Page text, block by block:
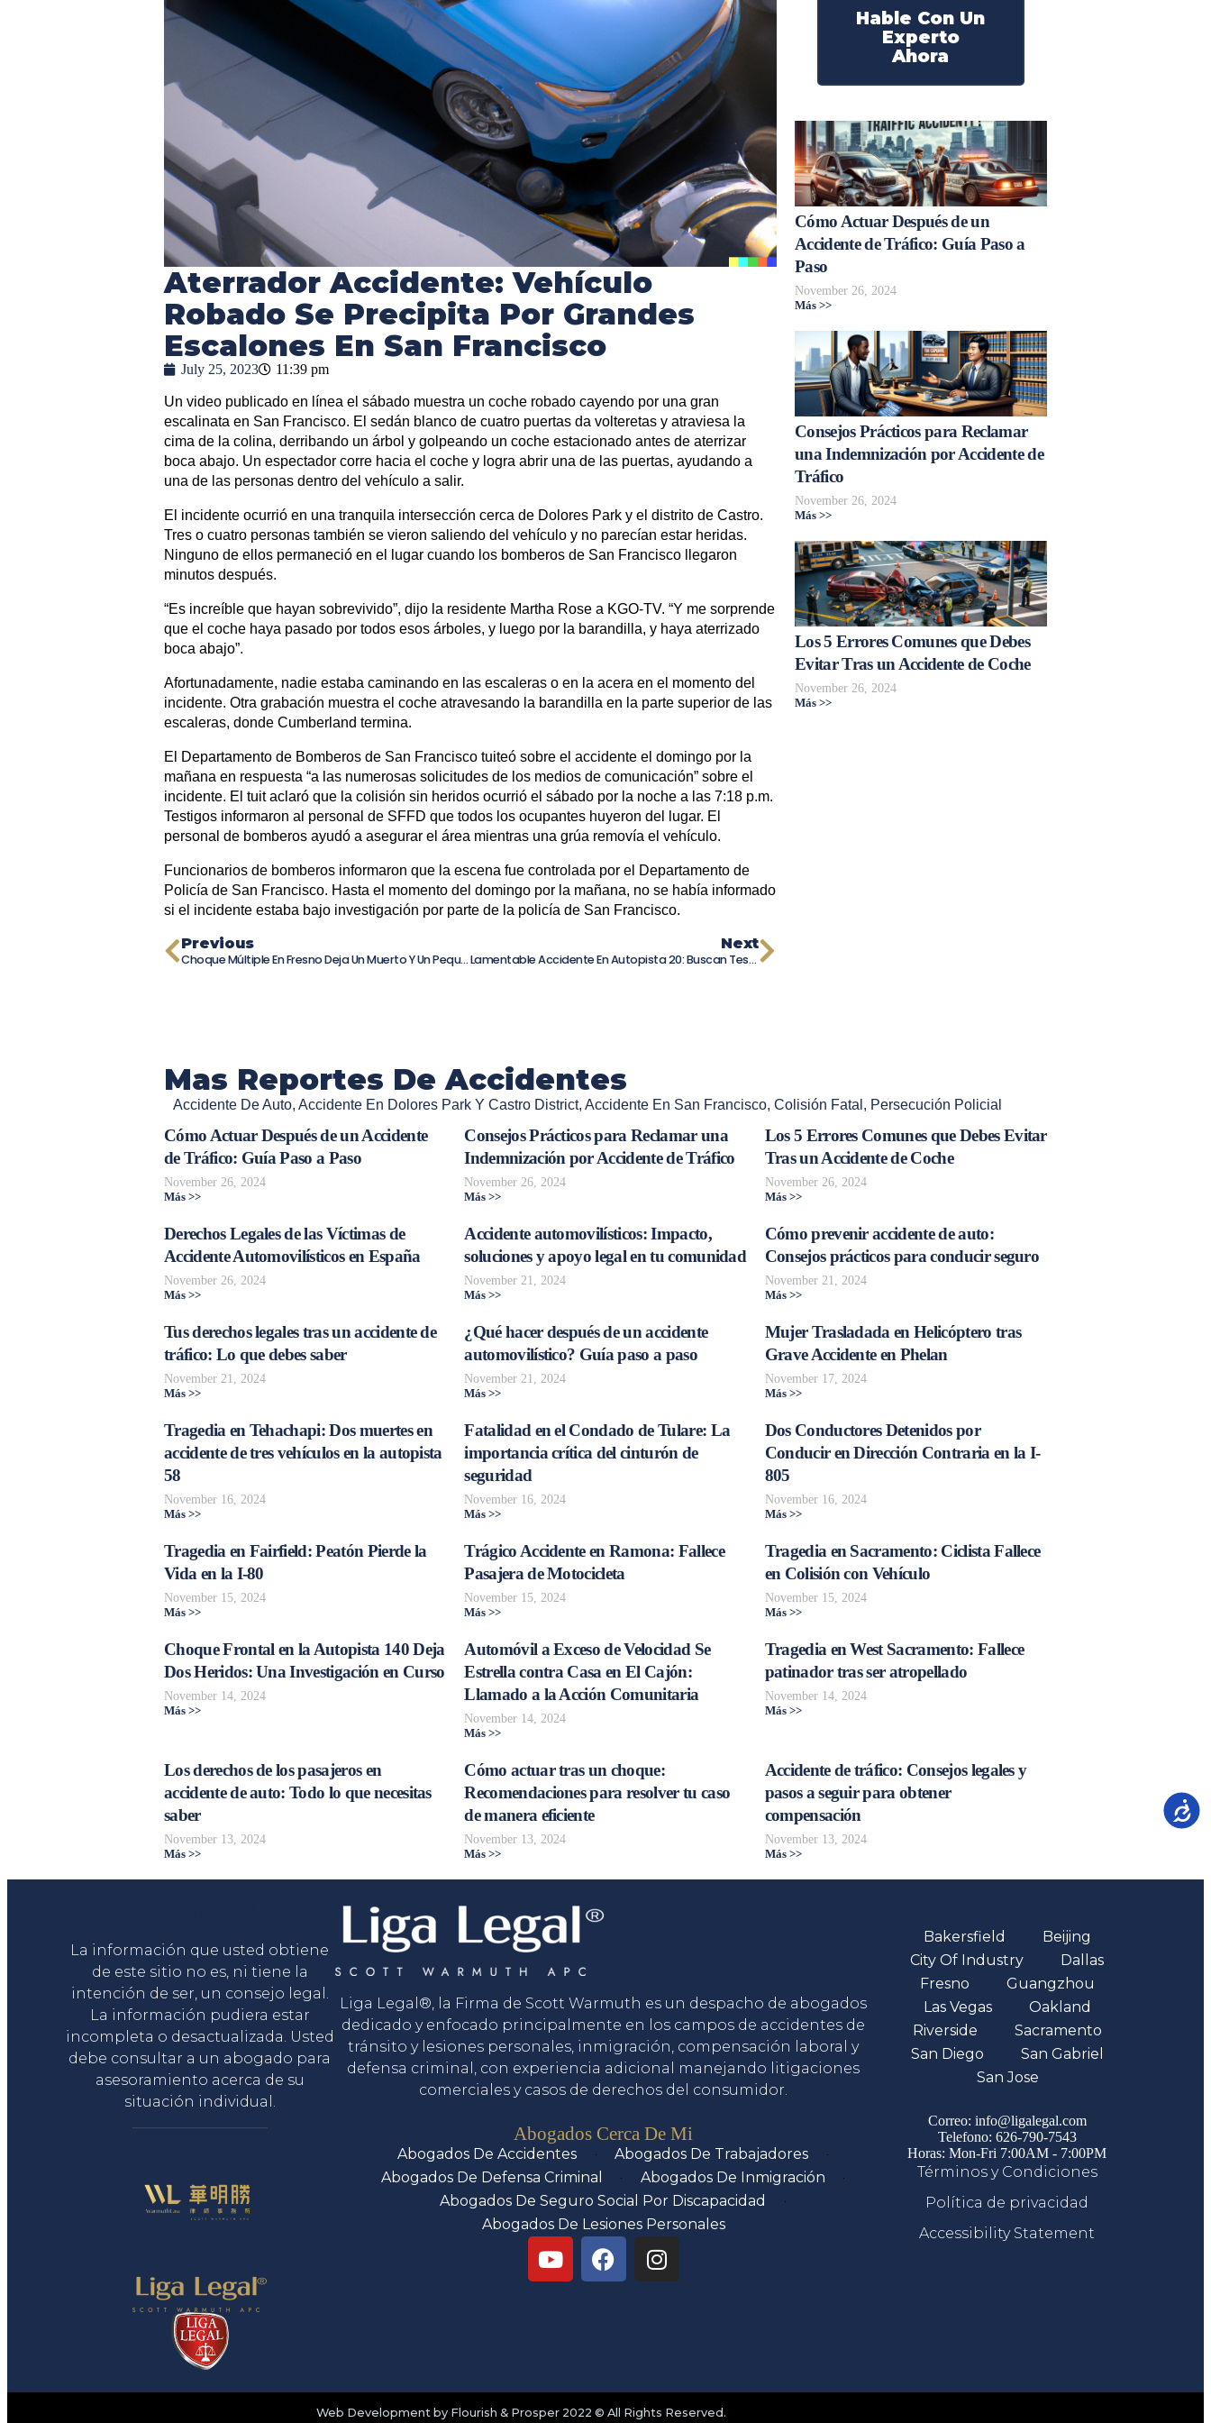
Aterrador Accidente: Vehículo
Robado Se Precipita Por Grandes
Escalones En San Francisco
July 25, 2023 11:39 pm
Un video publicado en línea el sábado muestra un coche robado cayendo por una gran
escalinata en San Francisco. El sedán blanco de cuatro puertas da volteretas y atraviesa la
cima de la colina, derribando un árbol y golpeando un coche estacionado antes de aterrizar
boca abajo. Un espectador corre hacia el coche y logra abrir una de las puertas, ayudando a
una de las personas dentro del vehículo a salir.
El incidente ocurrió en una tranquila intersección cerca de Dolores Park y el distrito de Castro.
Tres o cuatro personas también se vieron saliendo del vehículo y no parecían estar heridas.
Ninguno de ellos permaneció en el lugar cuando los bomberos de San Francisco llegaron
minutos después.
“Es increíble que hayan sobrevivido”, dijo la residente Martha Rose a KGO-TV. “Y me sorprende
que el coche haya pasado por todos esos árboles, y luego por la barandilla, y haya aterrizado
boca abajo”.
Afortunadamente, nadie estaba caminando en las escaleras o en la acera en el momento del
incidente. Otra grabación muestra el coche atravesando la barandilla en la parte superior de las
escaleras, donde Cumberland termina.
El Departamento de Bomberos de San Francisco tuiteó sobre el accidente el domingo por la
mañana en respuesta “a las numerosas solicitudes de los medios de comunicación” sobre el
incidente. El tuit aclaró que la colisión sin heridos ocurrió el sábado por la noche a las 7:18 p.m.
Testigos informaron al personal de SFFD que todos los ocupantes huyeron del lugar. El
personal de bomberos ayudó a asegurar el área mientras una grúa removía el vehículo.
Funcionarios de bomberos informaron que la escena fue controlada por el Departamento de
Policía de San Francisco. Hasta el momento del domingo por la mañana, no se había informado
si el incidente estaba bajo investigación por parte de la policía de San Francisco.
Previous
Choque Múltiple En Fresno Deja Un Muerto Y Un Pequeño Lucha Por Su Vida
Next
Lamentable Accidente En Autopista 20: Buscan Testigos Tras Muerte De Dos Menores
Hable Con Un
Experto
Ahora
Cómo Actuar Después de un
Accidente de Tráfico: Guía Paso a
Paso
November 26, 2024
Más >>
Consejos Prácticos para Reclamar
una Indemnización por Accidente de
Tráfico
November 26, 2024
Más >>
Los 5 Errores Comunes que Debes
Evitar Tras un Accidente de Coche
November 26, 2024
Más >>
Mas Reportes De Accidentes
Accidente De Auto, Accidente En Dolores Park Y Castro District, Accidente En San Francisco, Colisión Fatal , Persecución Policial
Cómo Actuar Después de un Accidente
de Tráfico: Guía Paso a Paso
November 26, 2024
Más >>
Consejos Prácticos para Reclamar una
Indemnización por Accidente de Tráfico
November 26, 2024
Más >>
Los 5 Errores Comunes que Debes Evitar
Tras un Accidente de Coche
November 26, 2024
Más >>
Derechos Legales de las Víctimas de
Accidente Automovilísticos en España
November 26, 2024
Más >>
Accidente automovilísticos: Impacto,
soluciones y apoyo legal en tu comunidad
November 21, 2024
Más >>
Cómo prevenir accidente de auto:
Consejos prácticos para conducir seguro
November 21, 2024
Más >>
Tus derechos legales tras un accidente de
tráfico: Lo que debes saber
November 21, 2024
Más >>
¿Qué hacer después de un accidente
automovilístico? Guía paso a paso
November 21, 2024
Más >>
Mujer Trasladada en Helicóptero tras
Grave Accidente en Phelan
November 17, 2024
Más >>
Tragedia en Tehachapi: Dos muertes en
accidente de tres vehículos en la autopista
58
November 16, 2024
Más >>
Fatalidad en el Condado de Tulare: La
importancia crítica del cinturón de
seguridad
November 16, 2024
Más >>
Dos Conductores Detenidos por
Conducir en Dirección Contraria en la I-
805
November 16, 2024
Más >>
Tragedia en Fairfield: Peatón Pierde la
Vida en la I-80
November 15, 2024
Más >>
Trágico Accidente en Ramona: Fallece
Pasajera de Motocicleta
November 15, 2024
Más >>
Tragedia en Sacramento: Ciclista Fallece
en Colisión con Vehículo
November 15, 2024
Más >>
Choque Frontal en la Autopista 140 Deja
Dos Heridos: Una Investigación en Curso
November 14, 2024
Más >>
Automóvil a Exceso de Velocidad Se
Estrella contra Casa en El Cajón:
Llamado a la Acción Comunitaria
November 14, 2024
Más >>
Tragedia en West Sacramento: Fallece
patinador tras ser atropellado
November 14, 2024
Más >>
Los derechos de los pasajeros en
accidente de auto: Todo lo que necesitas
saber
November 13, 2024
Más >>
Cómo actuar tras un choque:
Recomendaciones para resolver tu caso
de manera eficiente
November 13, 2024
Más >>
Accidente de tráfico: Consejos legales y
pasos a seguir para obtener
compensación
November 13, 2024
Más >>
La información que usted obtiene
de este sitio no es, ni tiene la
intención de ser, un consejo legal.
La información pudiera estar
incompleta o desactualizada. Usted
debe consultar a un abogado para
asesoramiento acerca de su
situación individual.
Liga Legal®, la Firma de Scott Warmuth es un despacho de abogados
dedicado y enfocado principalmente en los campos de accidentes de
tránsito y lesiones personales, inmigración, compensación laboral y
defensa criminal, con experiencia adicional manejando litigaciones
comerciales y casos de derechos del consumidor.
Abogados Cerca De Mi
Abogados De Accidentes
Abogados De Trabajadores
Abogados De Defensa Criminal
Abogados De Inmigración
Abogados De Seguro Social Por Discapacidad
Abogados De Lesiones Personales
Bakersfield
Beijing
City Of Industry
Dallas
Fresno
Guangzhou
Las Vegas
Oakland
Riverside
Sacramento
San Diego
San Gabriel
San Jose
Correo: info@ligalegal.com
Telefono: 626-790-7543
Horas: Mon-Fri 7:00AM - 7:00PM
Términos y Condiciones
Política de privacidad
Accessibility Statement
Web Development by Flourish & Prosper 2022 © All Rights Reserved.